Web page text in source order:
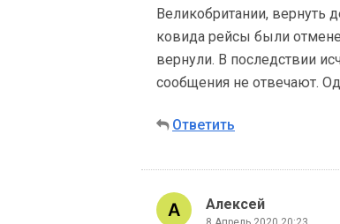
Великобритании, вернуть
ковида рейсы были
вернули. В последствии
сообщения не отвечают.
Ответить
Алексей